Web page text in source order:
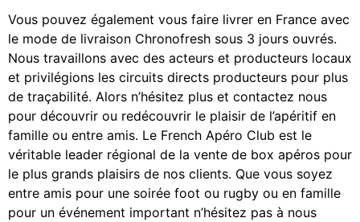
Vous pouvez également vous faire livrer en France avec
le mode de livraison Chronofresh sous 3 jours ouvrés.
Nous travaillons avec des acteurs et producteurs locaux
et privilégions les circuits directs producteurs pour plus
de traçabilité. Alors n’hésitez plus et contactez nous
pour découvrir ou redécouvrir le plaisir de l’apéritif en
famille ou entre amis. Le French Apéro Club est le
véritable leader régional de la vente de box apéros pour
le plus grands plaisirs de nos clients. Que vous soyez
entre amis pour une soirée foot ou rugby ou en famille
pour un événement important n’hésitez pas à nous